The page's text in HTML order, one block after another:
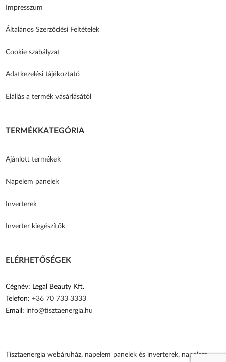
Impresszum
Általános Szerződési Feltételek
Cookie szabályzat
Adatkezelési tájékoztató
Elállás a termék vásárlásától
TERMÉKKATEGÓRIA
Ajánlott termékek
Napelem panelek
Inverterek
Inverter kiegészítők
ELÉRHETŐSÉGEK
Cégnév: Legal Beauty Kft.
Telefon:+36 70 733 3333
Email: info@tisztaenergia.hu
Tisztaenergia webáruház, napelem panelek és inverterek, napelem